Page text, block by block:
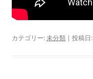
カテゴリー:未分類 | 投稿日: